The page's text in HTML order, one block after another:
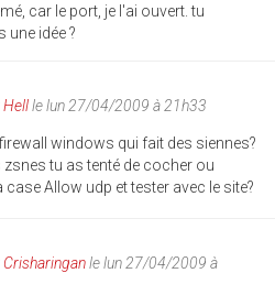
car le port, je l'ai ouvert. tu
une idée ?
Hellle lun 27/04/2009 à 21h33
windows qui fait des siennes?
tu as tenté de cocher ou
case Allow udp et tester avec le site?
Crisharinganle lun 27/04/2009 à